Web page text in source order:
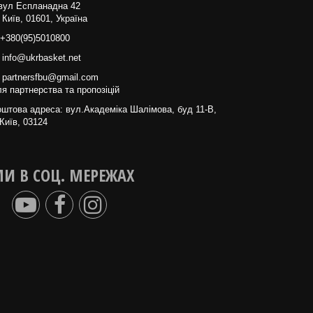
Еспланадна 42
01601, Україна
+380(95)5010800
info@ukrbasket.net
partnersfbu@gmail.com
партнерства та пропозіцій
адреса: вул.Академіка Шалімова, буд 11-В,
03124
В СОЦ. МЕРЕЖАХ